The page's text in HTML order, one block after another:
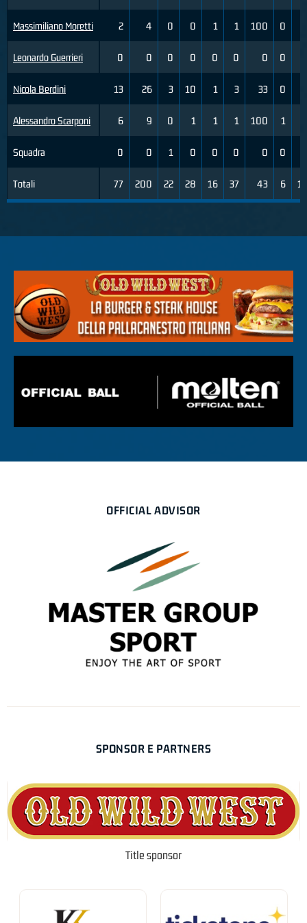
Massimiliano Moretti
Leonardo Guerrieri
Nicola Berdini
Alessandro Scarponi
Squadra
Totali
2 4 0 0 1 1 100 0
0 0 0 0 0 0 0 0
13 26 3 10 1 3 33 0
6 9 0 1 1 1 100 1
0 0 1 0 0 0 0 0
77 200 22 28 16 37 43 6 19
OFFICIAL ADVISOR
SPONSOR E PARTNERS
Title sponsor